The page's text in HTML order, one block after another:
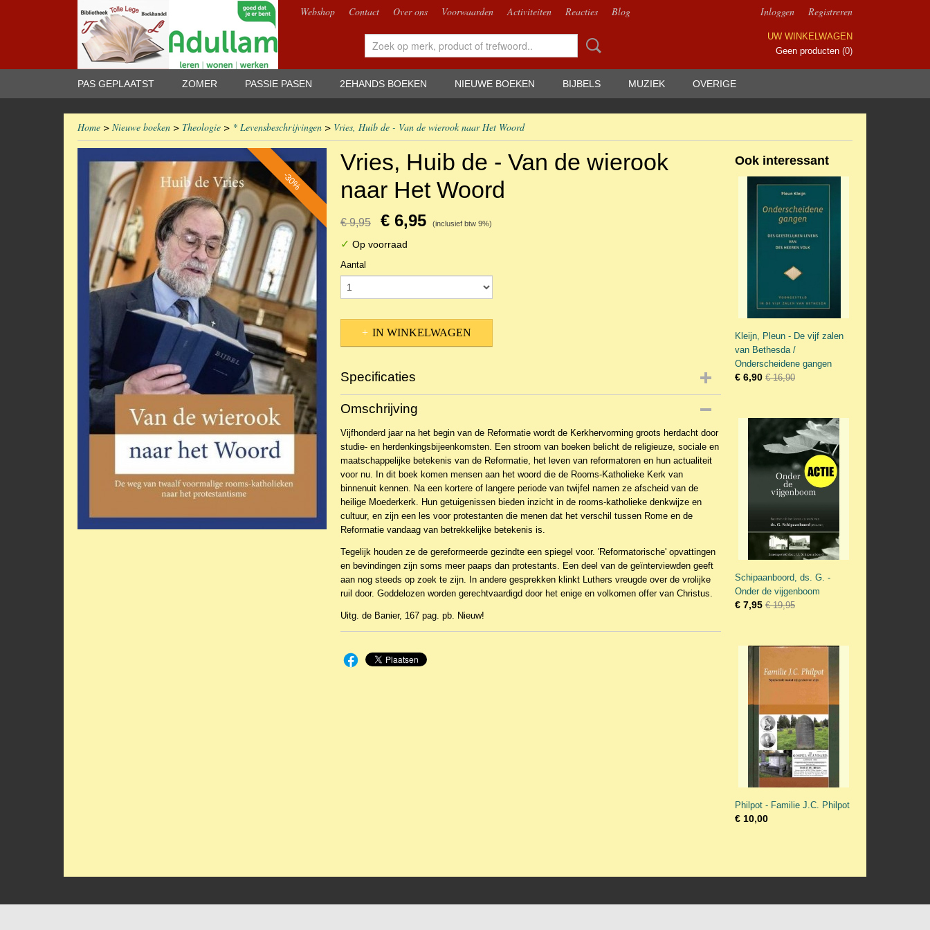
Webshop Contact Over ons Voorwaarden Activiteiten Reacties Blog Inloggen Registreren
UW WINKELWAGEN
Geen producten (0)
PAS GEPLAATST ZOMER PASSIE PASEN 2EHANDS BOEKEN NIEUWE BOEKEN BIJBELS MUZIEK OVERIGE
Home > Nieuwe boeken > Theologie > * Levensbeschrijvingen > Vries, Huib de - Van de wierook naar Het Woord
-30%
Vries, Huib de - Van de wierook
naar Het Woord
€ 9,95 € 6,95 (inclusief btw 9%)
✓ Op voorraad
Aantal
IN WINKELWAGEN
Specificaties
Productcode
EAN code
Omschrijving
Vijfhonderd jaar na het begin van de Reformatie wordt de Kerkhervorming groots herdacht door
studie- en herdenkingsbijeenkomsten. Een stroom van boeken belicht de religieuze, sociale en
maatschappelijke betekenis van de Reformatie, het leven van reformatoren en hun actualiteit
voor nu. In dit boek komen mensen aan het woord die de Rooms-Katholieke Kerk van
binnenuit kennen. Na een kortere of langere periode van twijfel namen ze afscheid van de
heilige Moederkerk. Hun getuigenissen bieden inzicht in de rooms-katholieke denkwijze en
cultuur, en zijn een les voor protestanten die menen dat het verschil tussen Rome en de
Reformatie vandaag van betrekkelijke betekenis is.
Tegelijk houden ze de gereformeerde gezindte een spiegel voor. 'Reformatorische' opvattingen
en bevindingen zijn soms meer paaps dan protestants. Een deel van de geïnterviewden geeft
aan nog steeds op zoek te zijn. In andere gesprekken klinkt Luthers vreugde over de vrolijke
ruil door. Goddelozen worden gerechtvaardigd door het enige en volkomen offer van Christus.
Uitg. de Banier, 167 pag. pb. Nieuw!
Ook interessant
Kleijn, Pleun - De vijf zalen
van Bethesda /
Onderscheidene gangen
€ 6,90 € 16,90
Schipaanboord, ds. G. -
Onder de vijgenboom
€ 7,95 € 19,95
Philpot - Familie J.C. Philpot
€ 10,00